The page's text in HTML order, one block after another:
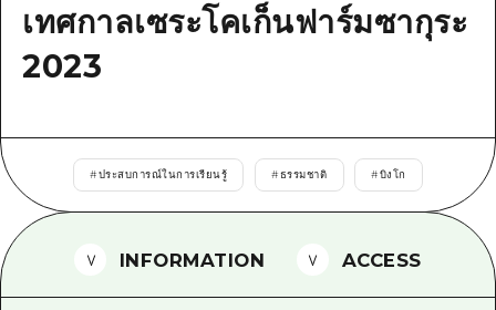
ประวัติศาสตร์ / วัฒนธรรม
ชิมาเนะ
บริการรับฝากและจัดส่งสัมภาระ
TRAVELPAL International
ไกด์อาสาสมัครไ
วิดีโอฮิโรชิม่า
เทศกาลเซระโคเก็นฟาร์มซากุระ
2023
#ประสบการณ์ในการเรียนรู้ #ธรรมชาติ #บิงโก
INFORMATION ACCESS